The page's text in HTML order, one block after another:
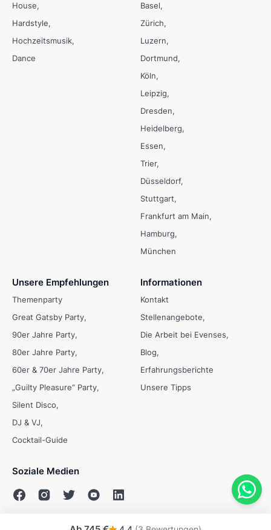
House
Hardstyle
Hochzeitsmusik
Dance
Basel
Zürich
Luzern
Dortmund
Köln
Leipzig
Dresden
Heidelberg
Essen
Trier
Düsseldorf
Stuttgart
Frankfurt am Main
Hamburg
München
Unsere Empfehlungen
Themenparty
Great Gatsby Party
90er Jahre Party
80er Jahre Party
60er & 70er Jahre Party
„Guilty Pleasure“ Party
Silent Disco
DJ & VJ
Cocktail-Guide
Informationen
Kontakt
Stellenangebote
Die Arbeit bei Evenses
Blog
Erfahrungsberichte
Unsere Tipps
Soziale Medien